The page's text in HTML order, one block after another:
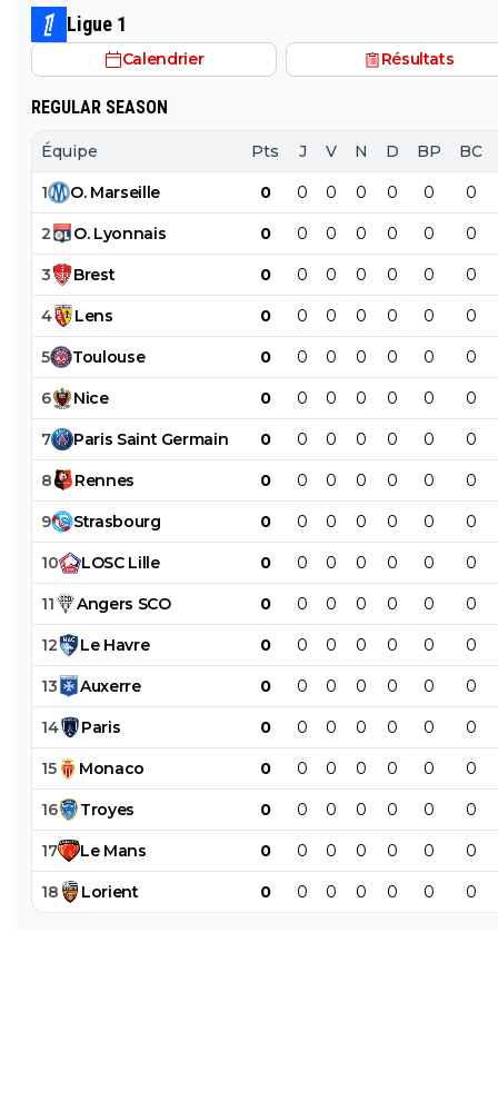
Ligue 1
Calendrier Résultats
REGULAR SEASON
Équipe Pts J V N D BP BC
1 O. Marseille 0 0 0 0 0 0 0
2 O. Lyonnais 0 0 0 0 0 0 0
3 Brest 0 0 0 0 0 0 0
4 Lens 0 0 0 0 0 0 0
5 Toulouse 0 0 0 0 0 0 0
6 Nice 0 0 0 0 0 0 0
7 Paris Saint Germain 0 0 0 0 0 0 0
8 Rennes 0 0 0 0 0 0 0
9 Strasbourg 0 0 0 0 0 0 0
10 LOSC Lille 0 0 0 0 0 0 0
11 Angers SCO 0 0 0 0 0 0 0
12 Le Havre 0 0 0 0 0 0 0
13 Auxerre 0 0 0 0 0 0 0
14 Paris 0 0 0 0 0 0 0
15 Monaco 0 0 0 0 0 0 0
16 Troyes 0 0 0 0 0 0 0
17 Le Mans 0 0 0 0 0 0 0
18 Lorient 0 0 0 0 0 0 0